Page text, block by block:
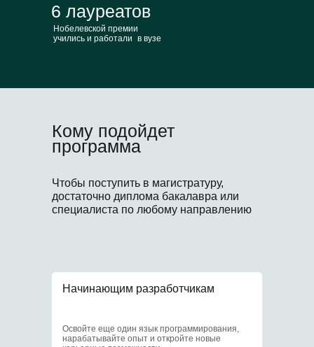
Нобелевской премии
учились и работали в вузе
6 лауреатов
Кому подойдет
программа
Чтобы поступить в магистратуру,
достаточно диплома бакалавра или
специалиста по любому направлению
Начинающим разработчикам
Освойте еще один язык программирования,
нарабатывайте опыт и откройте новые
Бонусы очных студентов
кредит под 3%